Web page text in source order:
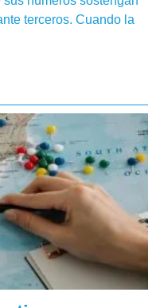
terceros. Cuando la